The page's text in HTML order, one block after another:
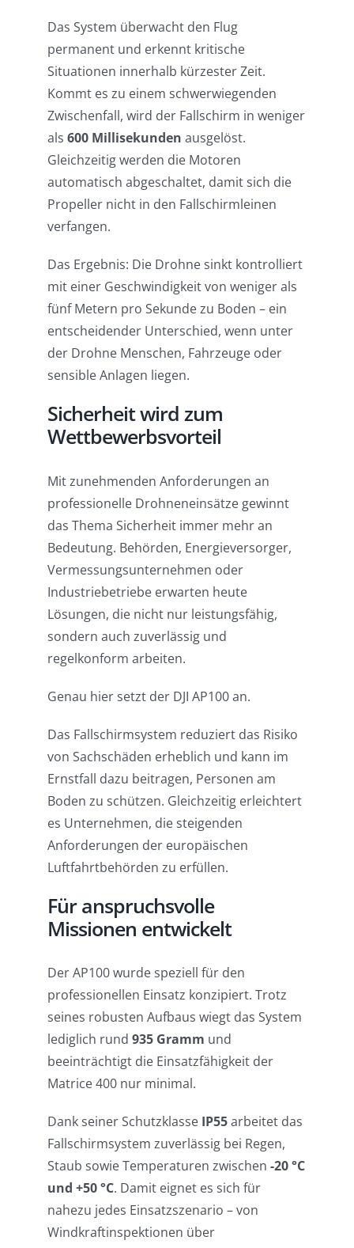
Das System überwacht den Flug
permanent und erkennt kritische
Situationen innerhalb kürzester Zeit.
Kommt es zu einem schwerwiegenden
Zwischenfall, wird der Fallschirm in weniger
als 600 Millisekunden ausgelöst.
Gleichzeitig werden die Motoren
automatisch abgeschaltet, damit sich die
Propeller nicht in den Fallschirmleinen
verfangen.
Das Ergebnis: Die Drohne sinkt kontrolliert
mit einer Geschwindigkeit von weniger als
fünf Metern pro Sekunde zu Boden – ein
entscheidender Unterschied, wenn unter
der Drohne Menschen, Fahrzeuge oder
sensible Anlagen liegen.
Sicherheit wird zum
Wettbewerbsvorteil
Mit zunehmenden Anforderungen an
professionelle Drohneneinsätze gewinnt
das Thema Sicherheit immer mehr an
Bedeutung. Behörden, Energieversorger,
Vermessungsunternehmen oder
Industriebetriebe erwarten heute
Lösungen, die nicht nur leistungsfähig,
sondern auch zuverlässig und
regelkonform arbeiten.
Genau hier setzt der DJI AP100 an.
Das Fallschirmsystem reduziert das Risiko
von Sachschäden erheblich und kann im
Ernstfall dazu beitragen, Personen am
Boden zu schützen. Gleichzeitig erleichtert
es Unternehmen, die steigenden
Anforderungen der europäischen
Luftfahrtbehörden zu erfüllen.
Für anspruchsvolle
Missionen entwickelt
Der AP100 wurde speziell für den
professionellen Einsatz konzipiert. Trotz
seines robusten Aufbaus wiegt das System
lediglich rund 935 Gramm und
beeinträchtigt die Einsatzfähigkeit der
Matrice 400 nur minimal.
Dank seiner Schutzklasse IP55arbeitet das
Fallschirmsystem zuverlässig bei Regen,
Staub sowie Temperaturen zwischen -20 °C
und +50 °C. Damit eignet es sich für
nahezu jedes Einsatzszenario – von
Windkraftinspektionen über